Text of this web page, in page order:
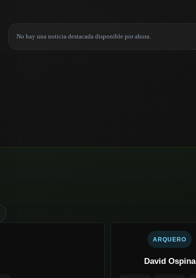
No hay una noticia destacada disponible por ahora.
ARQUERO
David Ospina